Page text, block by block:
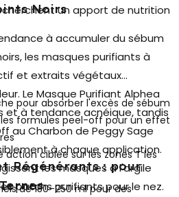
un apport de nutrition
Noirs
à accumuler du sébum
les masques purifiants à
et extraits végétaux
Le Masque Purifiant Alphea
et à tendance acnéique, tandis
au Charbon de Peggy Sage
à chaque application.
les masques à l'argile
patchs purifiants pour le nez.
pour absorber l'excès de sébum
formules peel-off pour un effet
action ciblée sur les zones T les
de 150–250 ml pour des
Régénérants : pour